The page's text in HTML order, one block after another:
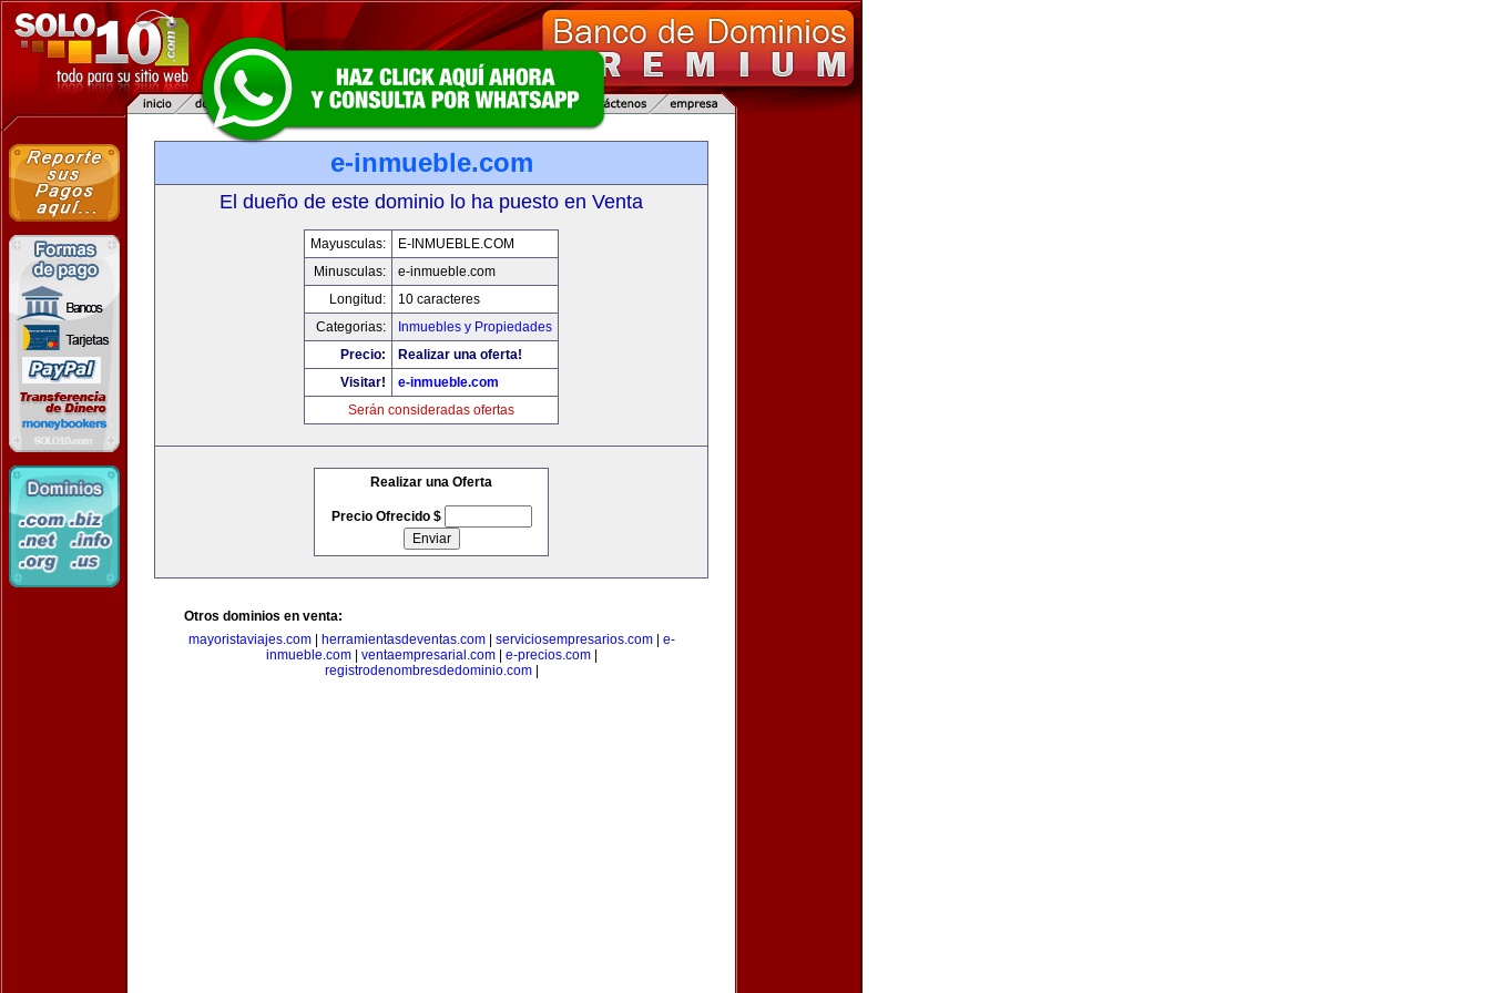
e-inmueble.com
El dueño de este dominio lo ha puesto en Venta
Mayusculas:
E-INMUEBLE.COM
Minusculas:
e-inmueble.com
Longitud:
10 caracteres
Categorias:
Inmuebles y Propiedades
Precio:
Realizar una oferta!
Visitar!
e-inmueble.com
Serán consideradas ofertas
Realizar una Oferta
Precio Ofrecido $
Otros dominios en venta:
mayoristaviajes.com| herramientasdeventas.com| serviciosempresarios.com| e-
inmueble.com| ventaempresarial.com| e-precios.com|
registrodenombresdedominio.com|